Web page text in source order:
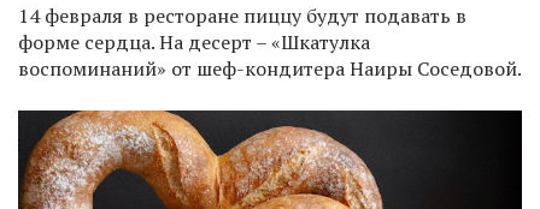
14 февраля в ресторане пиццу будут подавать в
форме сердца. На десерт – «Шкатулка
воспоминаний» от шеф-кондитера Наиры Соседовой.